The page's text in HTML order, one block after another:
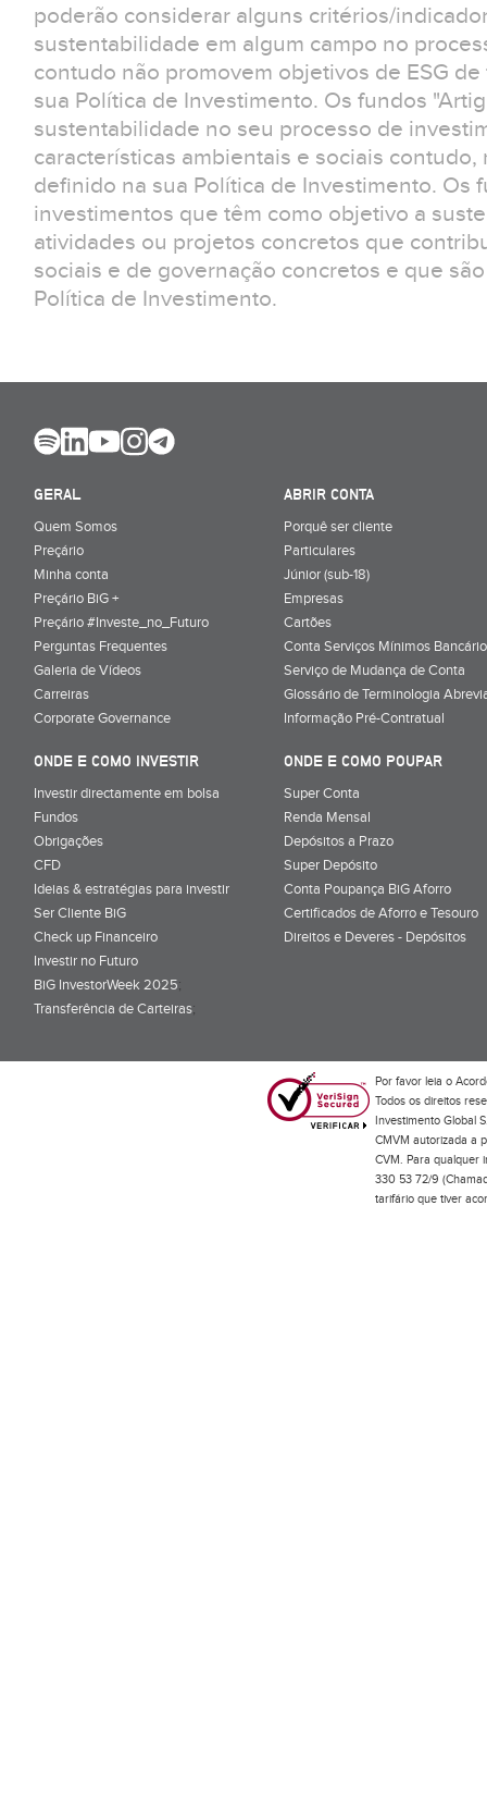
poderão considerar alguns critérios/
sustentabilidade em algum campo no
contudo não promovem objetivos de ESG
sua Política de Investimento. Os fundos
sustentabilidade no seu processo de
características ambientais e sociais
definido na sua Política de Investimento. Os
investimentos que têm como objetivo a
atividades ou projetos concretos que
sociais e de governação concretos e que
Política de Investimento.
GERAL
Quem Somos
Preçário
Minha conta
Preçário BiG +
Preçário #Investe_no_Futuro
Perguntas Frequentes
Galeria de Vídeos
Carreiras
Corporate Governance
ABRIR CONTA
Porquê ser cliente
Particulares
Júnior (sub-18)
Empresas
Cartões
Conta Serviços Mínimos
Serviço de Mudança de Conta
Glossário de Terminologia
Informação Pré-Contratual
ONDE E COMO INVESTIR
Investir directamente em bolsa
Fundos
Obrigações
CFD
Ideias & estratégias para investir
Ser Cliente BiG
Check up Financeiro
Investir no Futuro
BiG InvestorWeek 2025;
Transferência de Carteiras;
ONDE E COMO POUPAR
Super Conta
Renda Mensal
Depósitos a Prazo
Super Depósito
Conta Poupança BiG Aforro
Certificados de Aforro e Tesouro
Direitos e Deveres - Depósitos
Por favor leia o
Todos os direitos
Investimento Global
CMVM autorizada a
CVM. Para qualquer
330 53 72/9
tarifário que tiver